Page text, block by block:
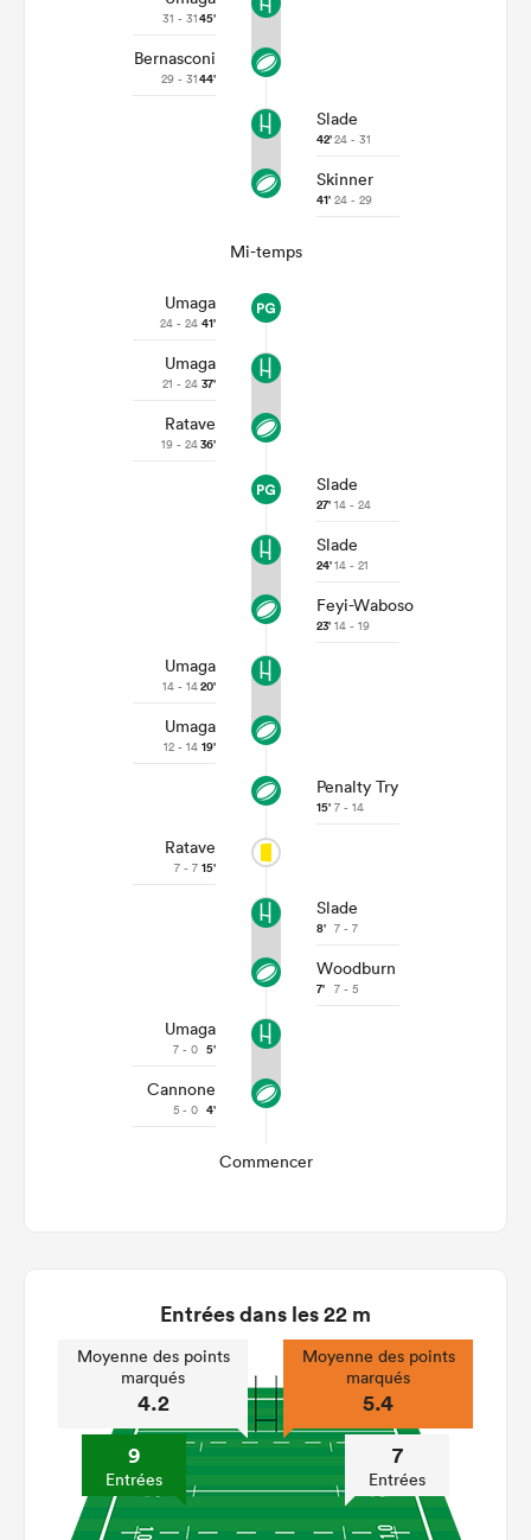
31 - 3145'
Bernasconi
29 - 3144'
Slade
42'24 - 31
Skinner
41' 24 - 29
Mi-temps
Umaga
24 - 24 41'
Umaga
21 - 24 37'
Ratave
19 - 2436'
Slade
27' 14 - 24
Slade
24'14 - 21
Feyi-Waboso
23' 14 - 19
Umaga
14 - 1420'
Umaga
12 - 14 19'
Penalty Try
15' 7 - 14
Ratave
7 - 7 15'
Slade
8' 7 - 7
Woodburn
7' 7 - 5
Umaga
7 - 0 5'
Cannone
5 - 0 4'
Commencer
Entrées dans les 22 m
Moyenne des points
marqués
4.2
9
Entrées
Moyenne des points
marqués
5.4
7
Entrées